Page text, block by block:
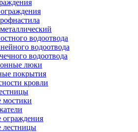
водоотвода
водоотвода
водоотвода
люки
покрытия
кровли
мостики
ограждения
лестницы